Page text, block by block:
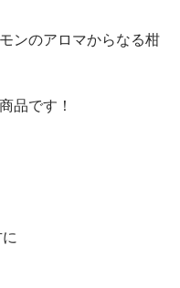
ンのアロマからなる柑
品です！